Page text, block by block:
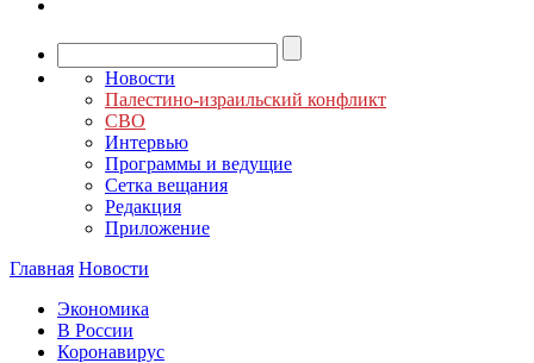
Новости
Палестино-израильский конфликт
СВО
Интервью
Программы и ведущие
Сетка вещания
Редакция
Приложение
Главная Новости
Экономика
В России
Коронавирус